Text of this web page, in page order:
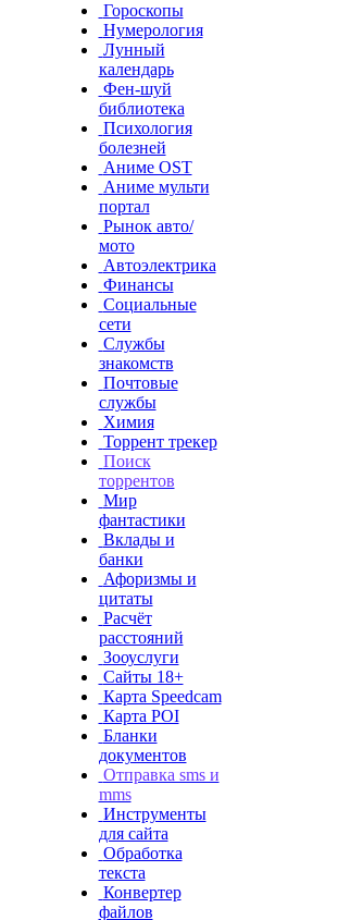
Гороскопы
Нумерология
Лунный
календарь
Фен-шуй
библиотека
Психология
болезней
Аниме OST
Аниме мульти
портал
Рынок авто/
мото
Автоэлектрика
Финансы
Социальные
сети
Службы
знакомств
Почтовые
службы
Химия
Торрент трекер
Поиск
торрентов
Мир
фантастики
Вклады и
банки
Афоризмы и
цитаты
Расчёт
расстояний
Зооуслуги
Сайты 18+
Карта Speedcam
Карта POI
Бланки
документов
Отправка sms и
mms
Инструменты
для сайта
Обработка
текста
Конвертер
файлов